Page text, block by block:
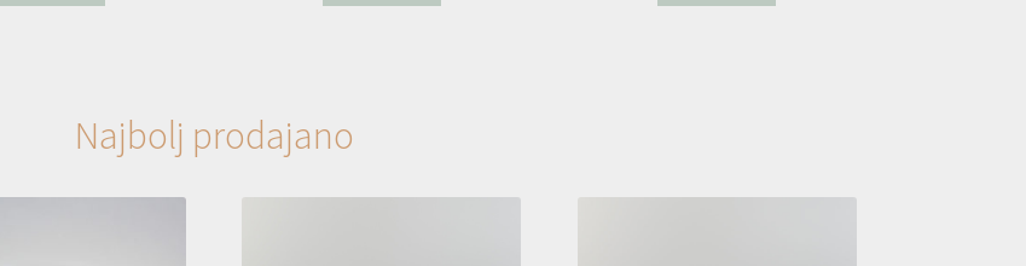
Najbolj prodajano